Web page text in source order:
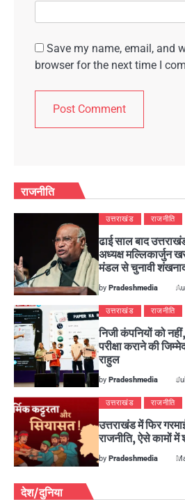
Save my name, email, and
browser for the next time I
राजनीति
उत्तराखंड राजनीति
ढाई साल बाद
अध्यक्ष मल्लिकार्जुन
मंडल से चुनावी
byPradeshmedia
उत्तराखंड राजनीति
निजी कंपनियों को
परीक्षा कराने की
राहुल
byPradeshmedia
उत्तराखंड राजनीति
उत्तराखंड में फिर
राजनीति, ऐसे कामों
byPradeshmedia
देश/दुनिया